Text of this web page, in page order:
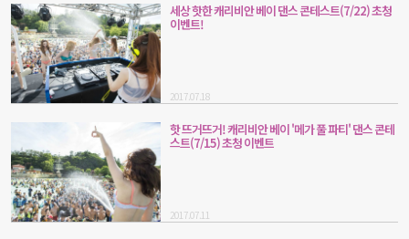
세상 핫한 캐리비안 베이 댄스 콘테스트(7/22) 초청
이벤트!
2017.07.18
핫 뜨거뜨거! 캐리비안 베이 '메가 풀 파티' 댄스 콘테
스트(7/15) 초청 이벤트
2017.07.11